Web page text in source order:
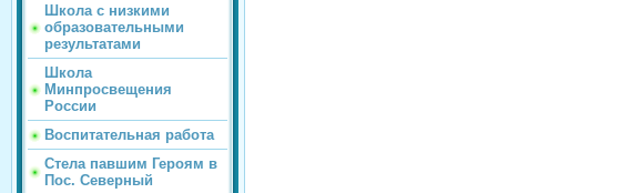
Школа с низкими
образовательными
результатами
Школа
Минпросвещения
России
Воспитательная работа
Стела павшим Героям в
Пос. Северный